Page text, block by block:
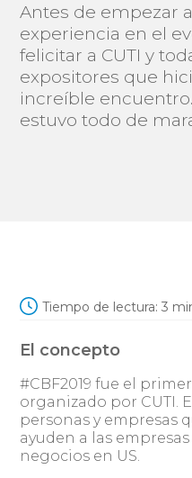
Antes de empezar
experiencia en el
felicitar a CUTI y
expositores que
increíble
estuvo todo de
Tiempo de lectura: 3
El concepto
#CBF2019 fue el
organizado por CUTI.
personas y empresas
ayuden a las
negocios en US.